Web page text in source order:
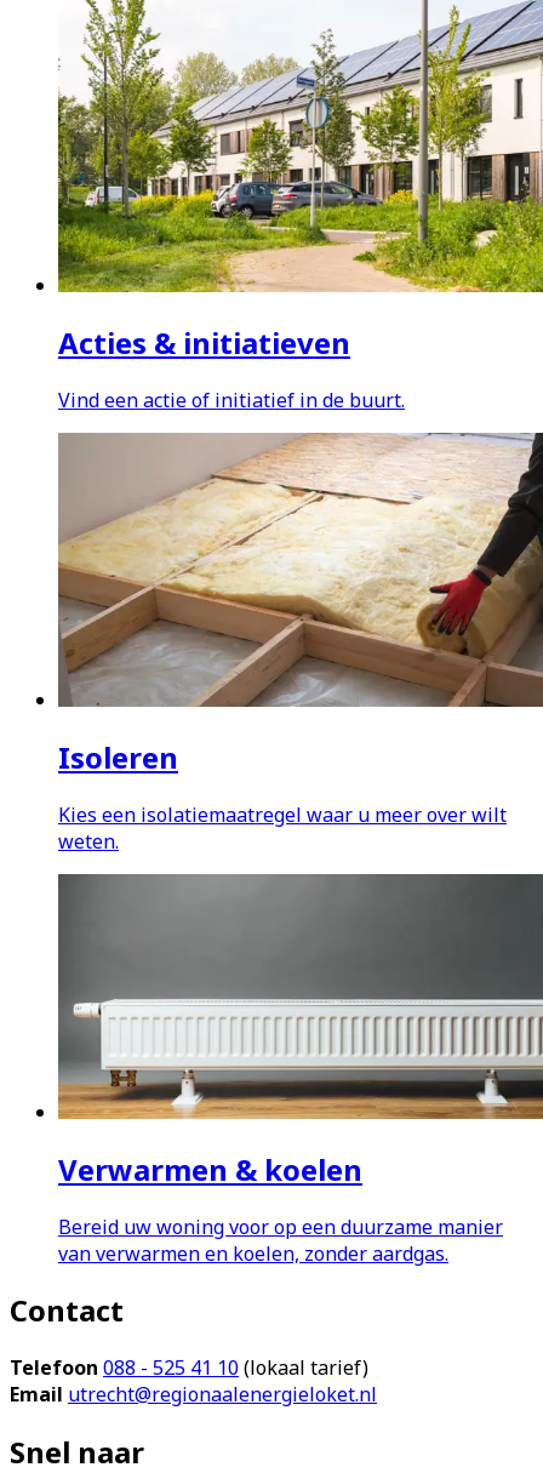
Acties & initiatieven
Vind een actie of initiatief in de buurt.
Isoleren
Kies een isolatiemaatregel waar u meer over wilt
weten.
Verwarmen & koelen
Bereid uw woning voor op een duurzame manier
van verwarmen en koelen, zonder aardgas.
Contact
Telefoon 088 - 525 41 10(lokaal tarief)
Email utrecht@regionaalenergieloket.nl
Snel naar